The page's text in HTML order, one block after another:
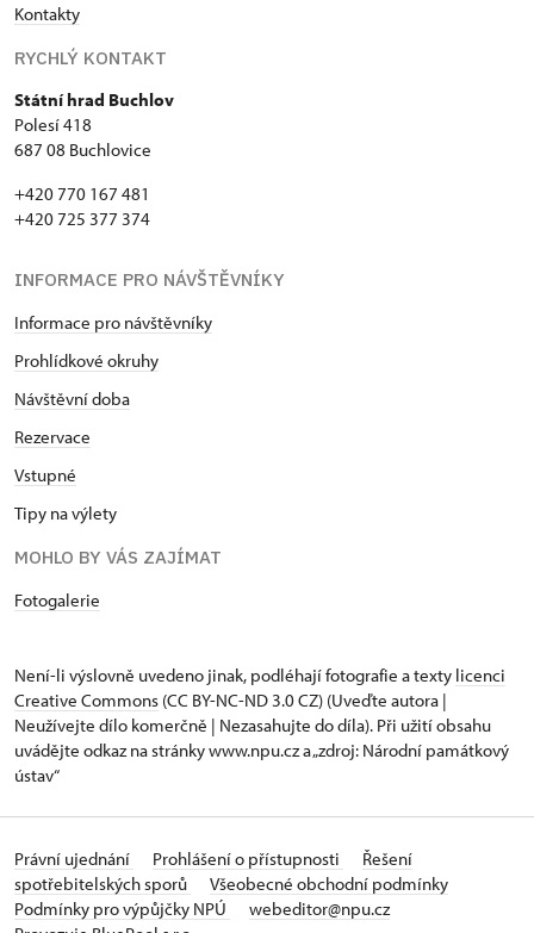
Kontakty
RYCHLÝ KONTAKT
Státní hrad Buchlov
Polesí 418
687 08 Buchlovice
+420 770 167 481
+420 725 377 374
INFORMACE PRO NÁVŠTĚVNÍKY
Informace pro návštěvníky
Prohlídkové okruhy
Návštěvní doba
Rezervace
Vstupné
Tipy na výlety
MOHLO BY VÁS ZAJÍMAT
Fotogalerie
Není-li výslovně uvedeno jinak, podléhají fotografie a texty licenci
Creative Commons (CC BY-NC-ND 3.0 CZ) (Uveďte autora |
Neužívejte dílo komerčně | Nezasahujte do díla). Při užití obsahu
uvádějte odkaz na stránky www.npu.cz a „zdroj: Národní památkový
ústav“
Právní ujednání Prohlášení o přístupnosti
Řešení
spotřebitelských sporů
Všeobecné obchodní podmínky
Podmínky pro výpůjčky NPÚ
webeditor@npu.cz